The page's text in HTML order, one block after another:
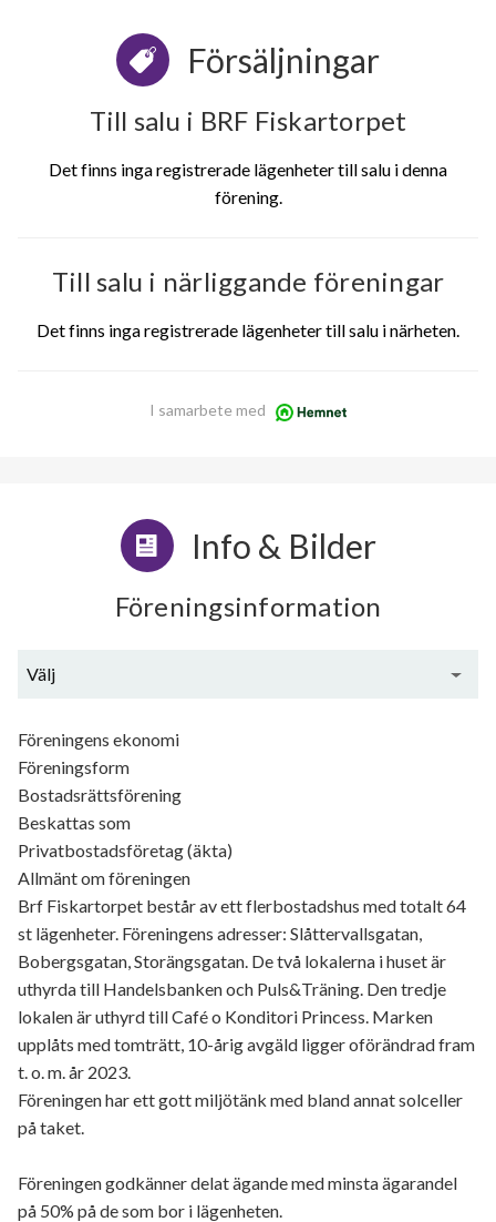
Försäljningar
Till salu i BRF Fiskartorpet
Det finns inga registrerade lägenheter till salu i denna
förening.
Till salu i närliggande föreningar
Det finns inga registrerade lägenheter till salu i närheten.
I samarbete med
Info & Bilder
Föreningsinformation
Välj
Föreningens ekonomi
Föreningsform
Bostadsrättsförening
Beskattas som
Privatbostadsföretag (äkta)
Allmänt om föreningen
Brf Fiskartorpet består av ett flerbostadshus med totalt 64
st lägenheter. Föreningens adresser: Slåttervallsgatan,
Bobergsgatan, Storängsgatan. De två lokalerna i huset är
uthyrda till Handelsbanken och Puls&Träning. Den tredje
lokalen är uthyrd till Café o Konditori Princess. Marken
upplåts med tomträtt, 10-årig avgäld ligger oförändrad fram
t. o. m. år 2023.
Föreningen har ett gott miljötänk med bland annat solceller
på taket.
Föreningen godkänner delat ägande med minsta ägarandel
på 50% på de som bor i lägenheten.